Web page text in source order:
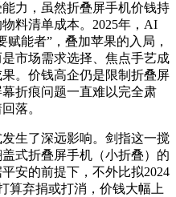
力，虽然折叠屏手机价钱持
料清单成本。2025年，AI
能者”，叠加苹果的入局，
市场需求选择、焦点手艺成
。价钱高企仍是限制折叠屏
折痕问题一直难以完全肃
落。
生了深远影响。剑指这一搅
式折叠屏手机（小折叠）的
安的前提下，不外比拟2024
算弃捐或打消，价钱大幅上